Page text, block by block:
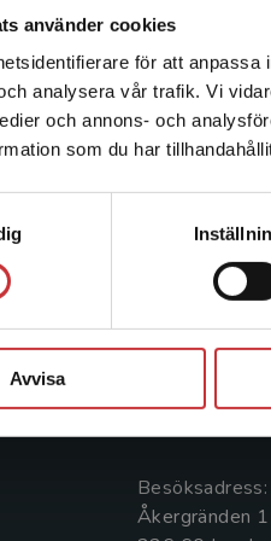
använder cookies
för att
analysera vår trafik. Vi
och annons- och
som du har
Avvisa
Det verkar
enhet utanför
Sverige. För att
Kontakta
Kontakta oss
046-31 20 00
Box 141
221 00 Lund
Besöksadress:
Åkergränden 1